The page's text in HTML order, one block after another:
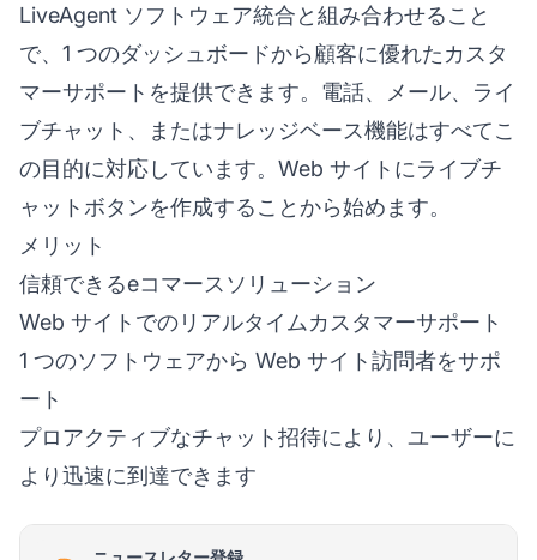
LiveAgent ソフトウェア統合と組み合わせること
で、1 つのダッシュボードから顧客に優れたカスタ
マーサポートを提供できます。電話、メール、ライ
ブチャット、またはナレッジベース機能はすべてこ
の目的に対応しています。Web サイトにライブチ
ャットボタンを作成することから始めます。
メリット
信頼できるeコマースソリューション
Web サイトでのリアルタイムカスタマーサポート
1 つのソフトウェアから Web サイト訪問者をサポ
ート
プロアクティブなチャット招待により、ユーザーに
より迅速に到達できます